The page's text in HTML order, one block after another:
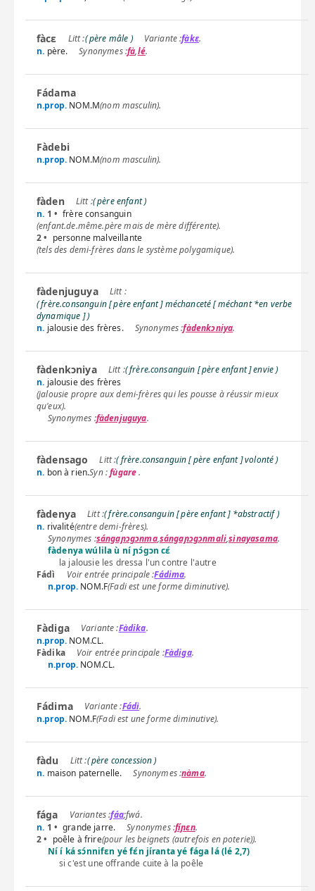
fàcɛ ( père mâle ) fàkɛ.
n. père. fà,lé.
Fádama
n.prop. NOM.M(nom masculin).
Fàdebi
n.prop. NOM.M(nom masculin).
fàden
( père enfant )
n. 1 • frère consanguin
(enfant.de.même.père mais de mère différente).
2 • personne malveillante
(tels des demi-frères dans le système polygamique).
fàdenjuguya
( frère.consanguin [ père enfant ] méchanceté [ méchant *en verbe
dynamique ] )
n. jalousie des frères. fàdenkɔniya.
fàdenkɔniya
( frère.consanguin [ père enfant ] envie )
n. jalousie des frères
(jalousie propre aux demi-frères qui les pousse à réussir mieux
qu'eux).
fàdenjuguya.
fàdensago
( frère.consanguin [ père enfant ] volonté )
n. bon à rien.Syn :fùgare.
fàdenya
( frère.consanguin [ père enfant ] *abstractif )
n. rivalité(entre demi-frères).
sángaɲɔgɔnma,sángaɲɔgɔnmali,sìnayasama.
fàdenya wúlila ù ní ɲɔ́gɔn cɛ́
la jalousie les dressa l'un contre l'autre
Fádì
Fádima.
n.prop. NOM.F(Fadi est une forme diminutive).
Fàdiga Fàdika.
n.prop. NOM.CL.
Fàdika
Fàdiga.
n.prop. NOM.CL.
Fádima Fádì.
n.prop. NOM.F(Fadi est une forme diminutive).
fàdu
( père concession )
n. maison paternelle. nàma.
fága fáa;fwá.
n. 1 • grande jarre. fíɲɛn.
2 • poêle à frire(pour les beignets (autrefois en poterie)).
Ní í ká sɔ́nnifɛn yé fɛ́n jíranta yé fága lá (lé 2,7)
si c'est une offrande cuite à la poêle